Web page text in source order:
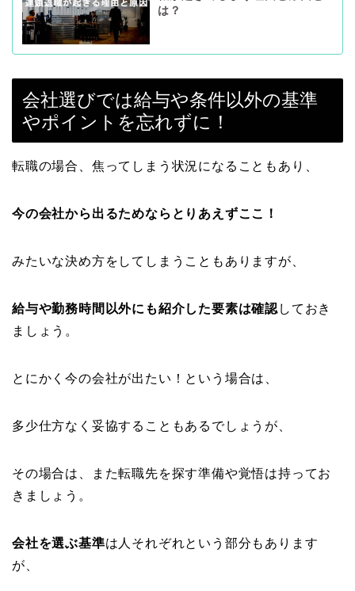
は？
会社選びでは給与や条件以外の基準
やポイントを忘れずに！
転職の場合、焦ってしまう状況になることもあり、
今の会社から出るためならとりあえずここ！
みたいな決め方をしてしまうこともありますが、
給与や勤務時間以外にも紹介した要素は確認 しておき
ましょう。
とにかく今の会社が出たい！という場合は、
多少仕方なく妥協することもあるでしょうが、
その場合は、また転職先を探す準備や覚悟は持ってお
きましょう。
会社を選ぶ基準は人それぞれという部分もあります
が、